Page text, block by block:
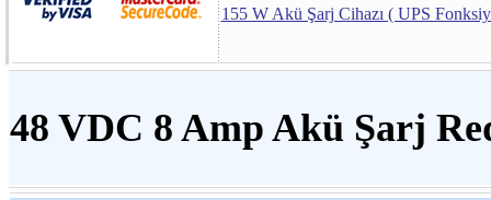
155 W Akü Şarj Cihazı ( UPS
48 VDC 8 Amp Akü Şarj